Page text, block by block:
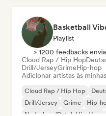
Basketball
Playlist
> 1200 feedbacks
Cloud Rap / Hip Hop
Drill/JerseyGrimeHip-hop
Adicionar artistas às
Cloud Rap / Hip Hop
Drill/Jersey
Grime Hip-
Nederhop/Dutch Hip-Hop